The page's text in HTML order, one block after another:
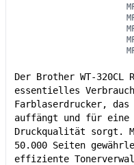
Der Brother WT-
essentielles
Farblaserdrucker, das
auffängt und für eine
Druckqualität sorgt.
50.000 Seiten
effiziente